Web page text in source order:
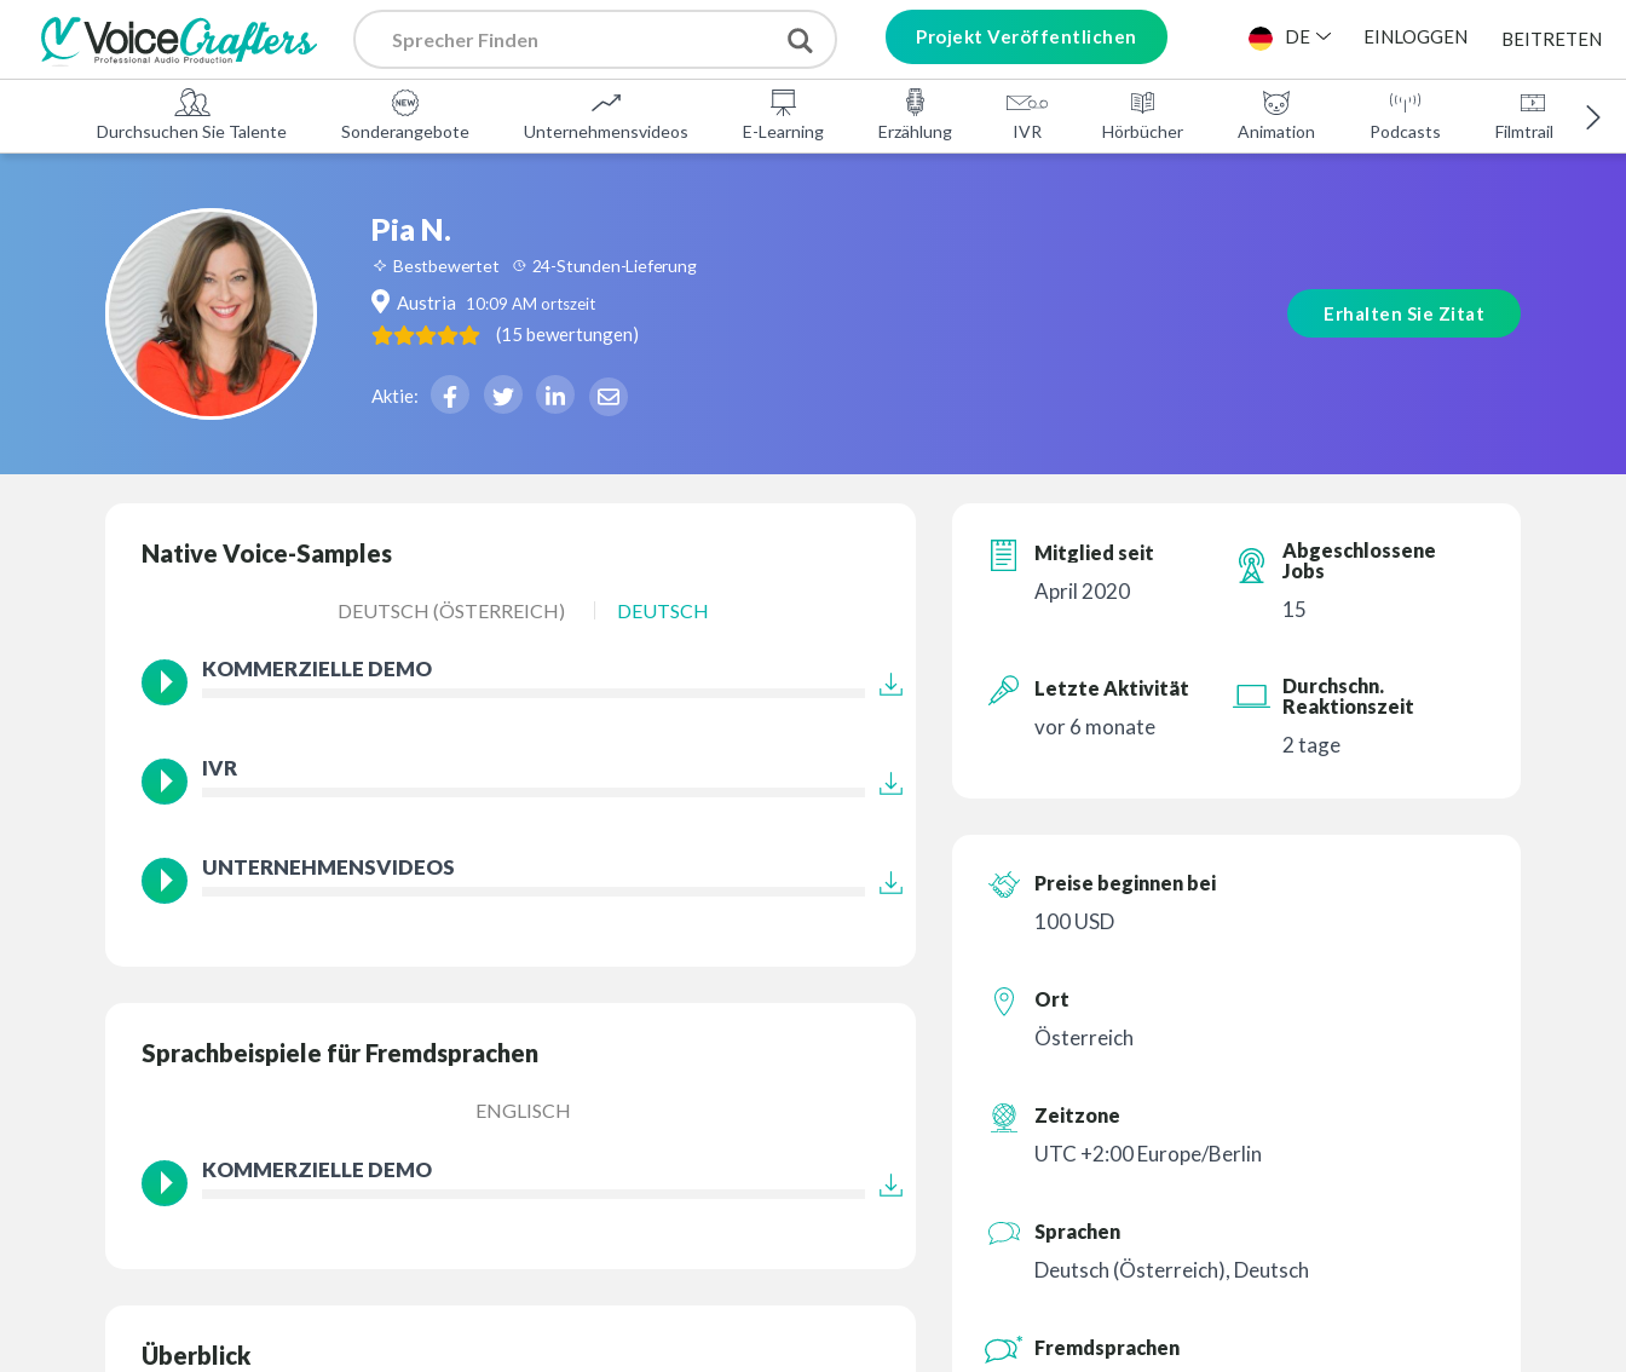
Projekt Veröffentlichen DE EINLOGGEN BEITRETEN
Durchsuchen Sie Talente Sonderangebote Unternehmensvideos E-Learning Erzählung IVR Hörbücher Animation Podcasts Filmtrailer
Pia N.
Bestbewertet 24-Stunden-Lieferung
Austria 10:09 AM ortszeit
(15 bewertungen)
Aktie:
Erhalten Sie Zitat
Native Voice-Samples
DEUTSCH (ÖSTERREICH) DEUTSCH
KOMMERZIELLE DEMO
IVR
UNTERNEHMENSVIDEOS
Sprachbeispiele für Fremdsprachen
ENGLISCH
KOMMERZIELLE DEMO
Überblick
Mitglied seit
April 2020
Abgeschlossene
Jobs
15
Letzte Aktivität
vor 6 monate
Durchschn.
Reaktionszeit
2 tage
Preise beginnen bei
100 USD
Ort
Österreich
Zeitzone
UTC +2:00 Europe/Berlin
Sprachen
Deutsch (Österreich), Deutsch
Fremdsprachen